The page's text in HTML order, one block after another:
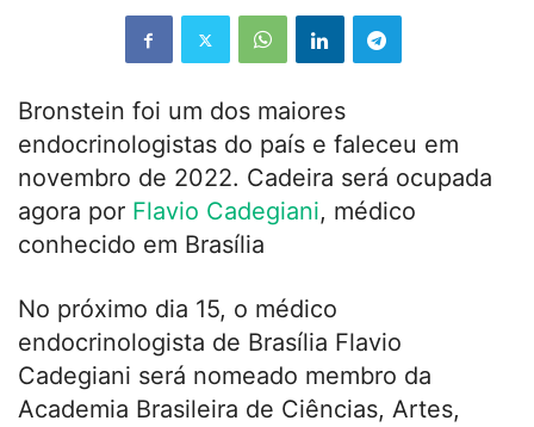
Bronstein foi um dos maiores
endocrinologistas do país e faleceu em
novembro de 2022. Cadeira será ocupada
agora por Flavio Cadegiani, médico
conhecido em Brasília
No próximo dia 15, o médico
endocrinologista de Brasília Flavio
Cadegiani será nomeado membro da
Academia Brasileira de Ciências, Artes,